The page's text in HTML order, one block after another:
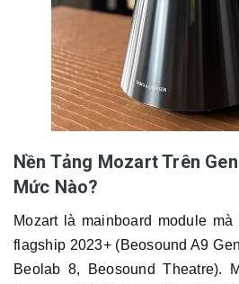
Nền Tảng Mozart Trên
Mức Nào?
Mozart là mainboard module
flagship 2023+ (Beosound A9
Beolab 8, Beosound Theatre).